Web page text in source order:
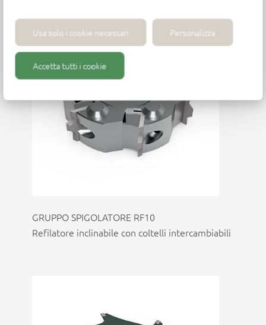
Usa solo i cookie necessari Personalizza
Accetta tutti i cookie
GRUPPO SPIGOLATORE RF10
Refilatore inclinabile con coltelli intercambiabili